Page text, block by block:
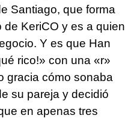
Santiago, que forma
KeriCO y es a quien
Y es que Han
rico!» con una «r»
gracia cómo sonaba
su pareja y decidió
en apenas tres